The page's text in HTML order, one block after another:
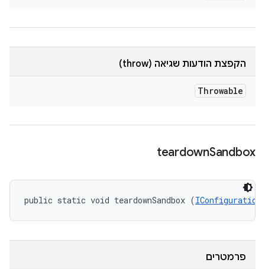
הקפצת הודעות שגיאה (throw)
Throwable
teardownSandbox
public static void teardownSandbox (IConfiguration
פרמטרים